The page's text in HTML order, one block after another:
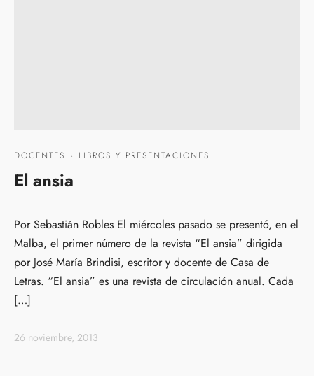
DOCENTES · LIBROS Y PRESENTACIONES
El ansia
Por Sebastián Robles El miércoles pasado se presentó, en el
Malba, el primer número de la revista “El ansia” dirigida
por José María Brindisi, escritor y docente de Casa de
Letras. “El ansia” es una revista de circulación anual. Cada
[…]
26 noviembre, 2013